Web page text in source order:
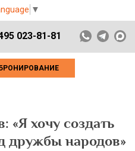
▼
023-81-81
«Я хочу создать
дружбы народов»